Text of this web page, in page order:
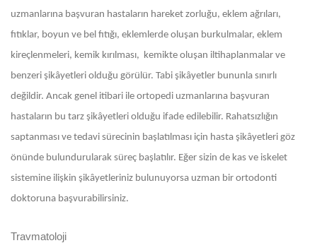
uzmanlarına başvuran hastaların hareket zorluğu, eklem ağrıları,
fıtıklar, boyun ve bel fıtığı, eklemlerde oluşan burkulmalar, eklem
kireçlenmeleri, kemik kırılması, kemikte oluşan iltihaplanmalar ve
benzeri şikâyetleri olduğu görülür. Tabi şikâyetler bununla sınırlı
değildir. Ancak genel itibari ile ortopedi uzmanlarına başvuran
hastaların bu tarz şikâyetleri olduğu ifade edilebilir. Rahatsızlığın
saptanması ve tedavi sürecinin başlatılması için hasta şikâyetleri göz
önünde bulundurularak süreç başlatılır. Eğer sizin de kas ve iskelet
sistemine ilişkin şikâyetleriniz bulunuyorsa uzman bir ortodonti
doktoruna başvurabilirsiniz.
Travmatoloji